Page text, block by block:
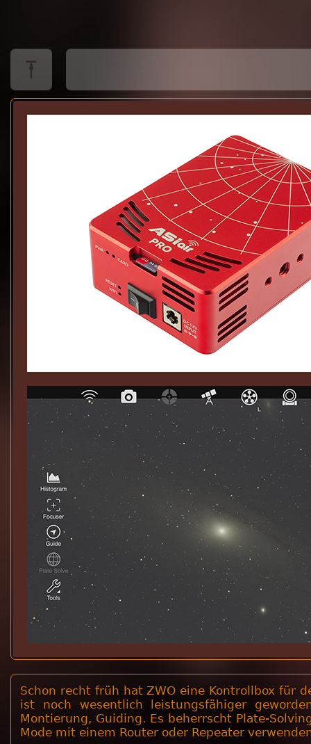
Schon recht früh hat ZWO eine Kontrollbox für
ist noch wesentlich leistungsfähiger
Montierung, Guiding. Es beherrscht Plate-
Mode mit einem Router oder Repeater